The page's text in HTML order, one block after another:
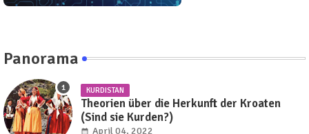
Panorama
KURDISTAN
Theorien über die Herkunft der Kroaten
(Sind sie Kurden?)
April 04, 2022